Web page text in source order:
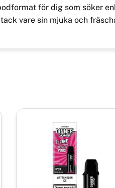
för dig som söker
vare sin mjuka och
till i favoriter